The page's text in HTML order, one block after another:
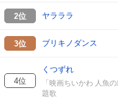
2位 ヤラララ
3位 ブリキノダンス
4位
くつずれ
「映画ちいかわ 人魚
題歌